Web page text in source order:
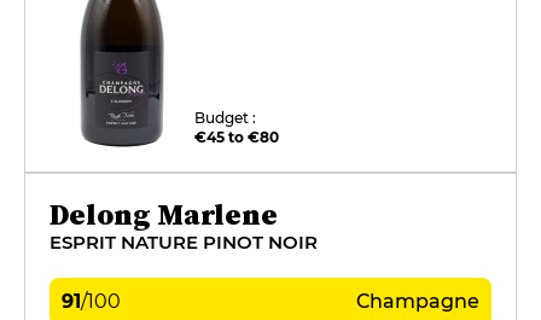
Budget :
€45 to €80
Delong Marlene
ESPRIT NATURE PINOT NOIR
91/100 Champagne